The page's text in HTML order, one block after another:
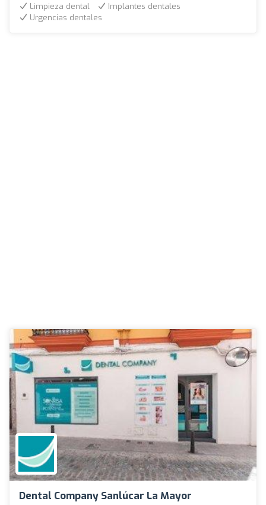
Limpieza dental
Implantes dentales
Urgencias dentales
Dental Company Sanlúcar La Mayor